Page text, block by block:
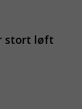
stort løft